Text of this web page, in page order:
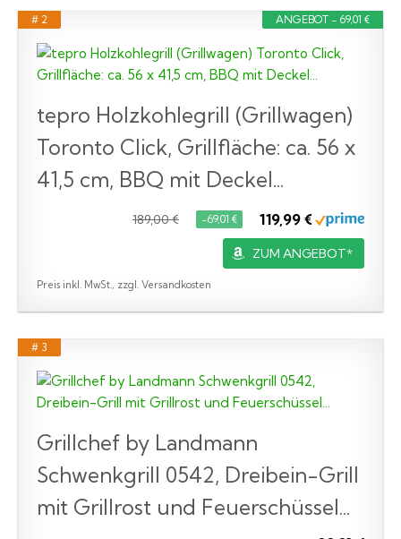
ANGEBOT - 69,01 €
# 2
tepro Holzkohlegrill (Grillwagen)
Toronto Click, Grillfläche: ca. 56 x
41,5 cm, BBQ mit Deckel...
189,00 € −69,01 € 119,99 €
ZUM ANGEBOT*
Preis inkl. MwSt., zzgl. Versandkosten
# 3
Grillchef by Landmann
Schwenkgrill 0542, Dreibein-Grill
mit Grillrost und Feuerschüssel...